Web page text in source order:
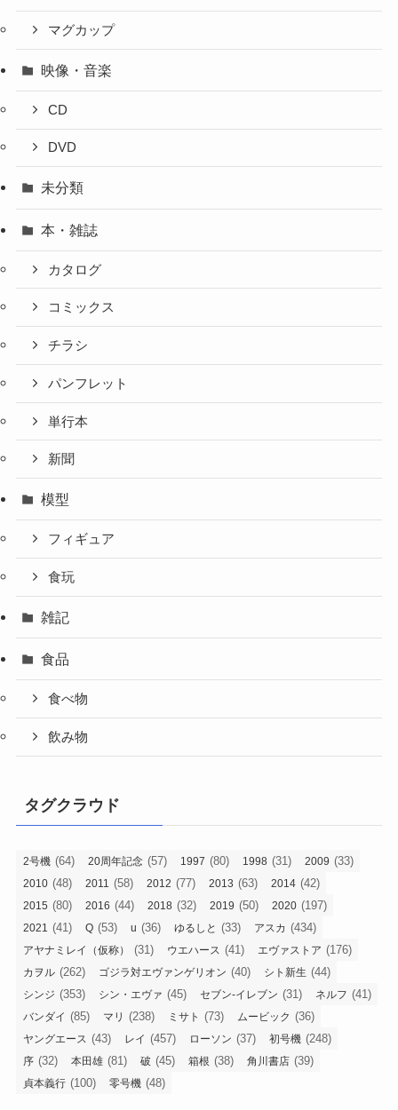
マグカップ
映像・音楽
CD
DVD
未分類
本・雑誌
カタログ
コミックス
チラシ
パンフレット
単行本
新聞
模型
フィギュア
食玩
雑記
食品
食べ物
飲み物
タグクラウド
2号機 (64) 20周年記念 (57) 1997 (80) 1998 (31) 2009 (33)
2010 (48) 2011 (58) 2012 (77) 2013 (63) 2014 (42)
2015 (80) 2016 (44) 2018 (32) 2019 (50) 2020 (197)
2021 (41) Q (53) u (36) ゆるしと (33) アスカ (434)
アヤナミレイ（仮称） (31) ウエハース (41) エヴァストア (176)
カヲル (262) ゴジラ対エヴァンゲリオン (40) シト新生 (44)
シンジ (353) シン・エヴァ (45) セブン-イレブン (31) ネルフ (41)
バンダイ (85) マリ (238) ミサト (73) ムービック (36)
ヤングエース (43) レイ (457) ローソン (37) 初号機 (248)
序 (32) 本田雄 (81) 破 (45) 箱根 (38) 角川書店 (39)
貞本義行 (100) 零号機 (48)